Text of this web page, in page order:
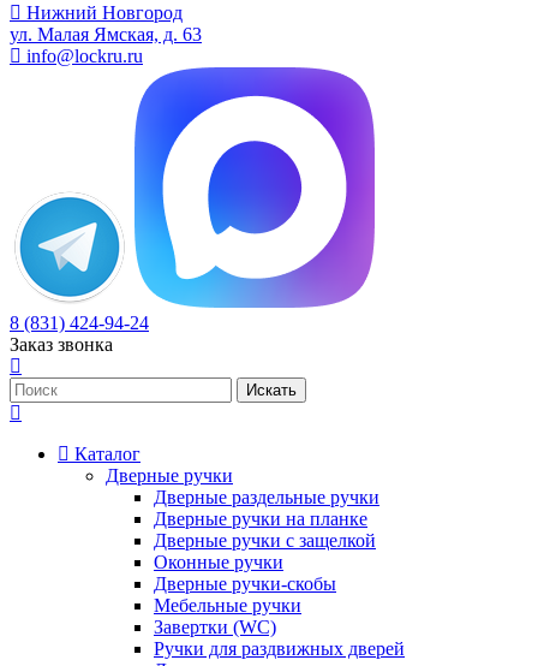
Нижний Новгород
ул. Малая Ямская, д. 63
info@lockru.ru
8 (831) 424-94-24
Заказ звонка
Каталог
Дверные ручки
Дверные раздельные ручки
Дверные ручки на планке
Дверные ручки с защелкой
Оконные ручки
Дверные ручки-скобы
Мебельные ручки
Завертки (WC)
Ручки для раздвижных дверей